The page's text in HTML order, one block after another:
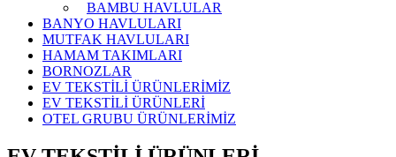
BAMBU HAVLULAR
BANYO HAVLULARI
MUTFAK HAVLULARI
HAMAM TAKIMLARI
BORNOZLAR
EV TEKSTİLİ ÜRÜNLERİMİZ
EV TEKSTİLİ ÜRÜNLERİ
OTEL GRUBU ÜRÜNLERİMİZ